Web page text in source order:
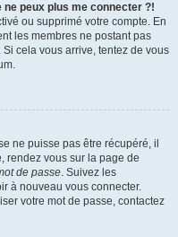
peux plus me connecter ?!
ou supprimé votre compte. En
les membres ne postant pas
cela vous arrive, tentez de vous
ne puisse pas être récupéré, il
rendez vous sur la page de
de passe. Suivez les
à nouveau vous connecter.
votre mot de passe, contactez